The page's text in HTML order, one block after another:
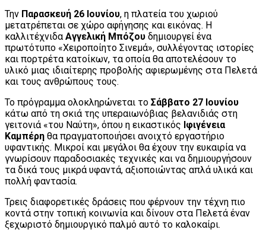
Την Παρασκευή 26 Ιουνίου, η πλατεία του χωριού
μετατρέπεται σε χώρο αφήγησης και εικόνας. Η
καλλιτέχνιδαΑγγελική Μπόζου δημιουργεί ένα
πρωτότυπο «Χειροποίητο Σινεμά», συλλέγοντας ιστορίες
και πορτρέτα κατοίκων, τα οποία θα αποτελέσουν το
υλικό μιας ιδιαίτερης προβολής αφιερωμένης στα Πελετά
και τους ανθρώπους τους.
Το πρόγραμμα ολοκληρώνεται το Σάββατο 27 Ιουνίου
κάτω από τη σκιά της υπεραιωνόβιας βελανιδιάς στη
γειτονιά «του Ναύτη», όπου η εικαστικός Ιφιγένεια
Καμπέρη θα πραγματοποιήσει ανοιχτό εργαστήριο
υφαντικής. Μικροί και μεγάλοι θα έχουν την ευκαιρία να
γνωρίσουν παραδοσιακές τεχνικές και να δημιουργήσουν
τα δικά τους μικρά υφαντά, αξιοποιώντας απλά υλικά και
πολλή φαντασία.
Τρεις διαφορετικές δράσεις που φέρνουν την τέχνη πιο
κοντά στην τοπική κοινωνία και δίνουν στα Πελετά έναν
ξεχωριστό δημιουργικό παλμό αυτό το καλοκαίρι.